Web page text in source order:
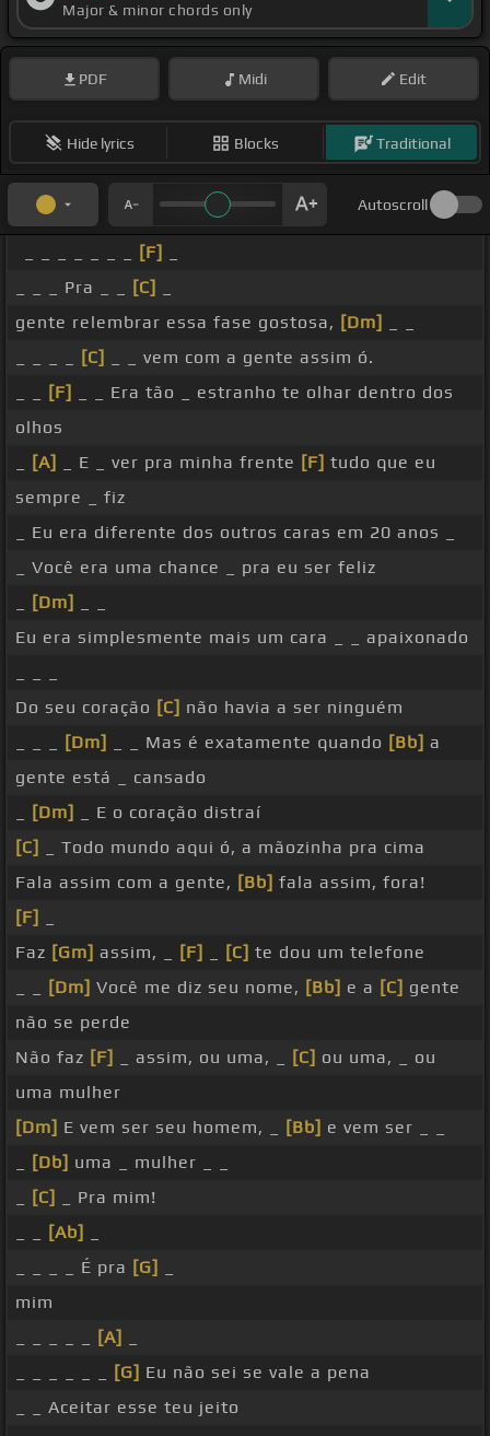
Major & minor chords only
PDF Midi Edit
Hide lyrics Blocks Traditional
Autoscroll
[F]
_ _ _ Pra _ _
[C]
gente relembrar essa fase gostosa, [Dm]
[C]
_ _ vem com a gente assim ó.
[F]
_ _ Era tão _ estranho te olhar dentro dos
olhos
[A] _ E _ ver pra minha frente [F] tudo que eu
sempre _ fiz
_ Eu era diferente dos outros caras em 20 anos _
_ Você era uma chance _ pra eu ser feliz
[Dm]
Eu era simplesmente mais um cara _ _ apaixonado
Do seu coração [C] não havia a ser ninguém
[Dm] _ _ Mas é exatamente quando [Bb] a
gente está _ cansado
[Dm]
_ E o coração distraí
[C]
_ Todo mundo aqui ó, a mãozinha pra cima
Fala assim com a gente, [Bb] fala assim, fora!
[F]
Faz [Gm] assim, _ [F] [C] te dou um telefone
[Dm] Você me diz seu nome, [Bb] e a [C] gente
não se perde
Não faz [F] _ assim, ou uma, _ [C] ou uma, _ ou
uma mulher
[Dm] E vem ser seu homem, _ [Bb] e vem ser _ _
[Db] uma _ mulher _ _
[C]
_ Pra mim!
[Ab]
_ _ _ _ É pra [G]
mim
[A]
[G] Eu não sei se vale a pena
_ _ Aceitar esse teu jeito